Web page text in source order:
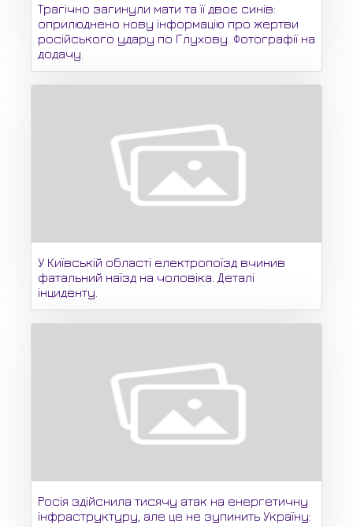
Трагічно загинули мати та її двоє синів:
оприлюднено нову інформацію про жертви
російського удару по Глухову. Фотографії на
додачу.
У Київській області електропоїзд вчинив
фатальний наїзд на чоловіка. Деталі
інциденту.
Росія здійснила тисячу атак на енергетичну
інфраструктуру, але це не зупинить Україну: